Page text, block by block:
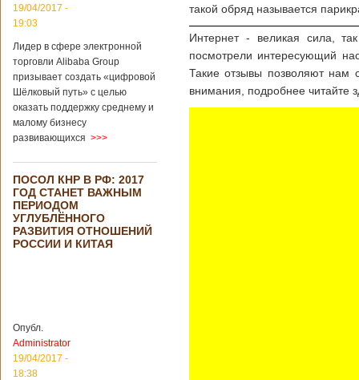
торговли между
Германией и
199,3 миллиарда
евро. Как
свидетельствуют
опубликованные
году размер
импорта из Китая
Подробнее...
21/02/2019 - 22:30
Китай и Россия
собираются
разрабатывать
тяжелый
вертолет
планируется
подписание
контракта на
разработку
19/04/2017 -
19:03
Лидер в сфере электронной
торговли Alibaba Group
призывает создать «цифровой
Шёлковый путь» с целью
оказать поддержку среднему и
малому бизнесу
развивающихся >>>
ПОСОЛ КНР В РФ: 2017
ГОД СТАНЕТ ВАЖНЫМ
ПЕРИОДОМ
УГЛУБЛЁННОГО
РАЗВИТИЯ ОТНОШЕНИЙ
РОССИИ И КИТАЯ
Опубл.
Administrator
19/04/2017 -
18:38
такой обряд называется
Интернет - великая сила,
посмотрели интересующий
Такие отзывы позволяют нам
внимания, подробнее читайте